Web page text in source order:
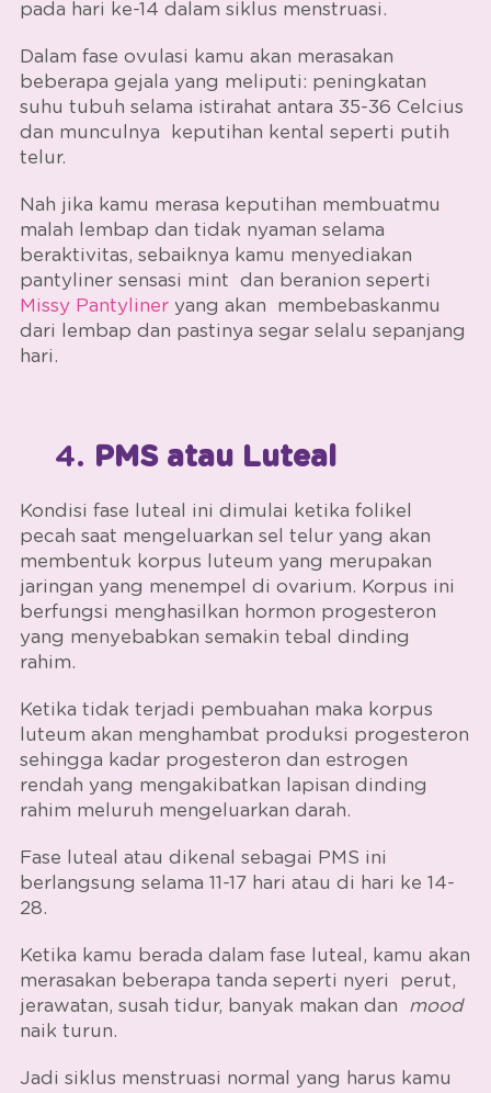
pada hari ke-14 dalam siklus menstruasi.
Dalam fase ovulasi kamu akan merasakan
beberapa gejala yang meliputi: peningkatan
suhu tubuh selama istirahat antara 35-36 Celcius
dan munculnya keputihan kental seperti putih
telur.
Nah jika kamu merasa keputihan membuatmu
malah lembap dan tidak nyaman selama
beraktivitas, sebaiknya kamu menyediakan
pantyliner sensasi mint dan beranion seperti
Missy Pantyliner yang akan membebaskanmu
dari lembap dan pastinya segar selalu sepanjang
hari.
4. PMS atau Luteal
Kondisi fase luteal ini dimulai ketika folikel
pecah saat mengeluarkan sel telur yang akan
membentuk korpus luteum yang merupakan
jaringan yang menempel di ovarium. Korpus ini
berfungsi menghasilkan hormon progesteron
yang menyebabkan semakin tebal dinding
rahim.
Ketika tidak terjadi pembuahan maka korpus
luteum akan menghambat produksi progesteron
sehingga kadar progesteron dan estrogen
rendah yang mengakibatkan lapisan dinding
rahim meluruh mengeluarkan darah.
Fase luteal atau dikenal sebagai PMS ini
berlangsung selama 11-17 hari atau di hari ke 14-
28.
Ketika kamu berada dalam fase luteal, kamu akan
merasakan beberapa tanda seperti nyeri perut,
jerawatan, susah tidur, banyak makan dan mood
naik turun.
Jadi siklus menstruasi normal yang harus kamu